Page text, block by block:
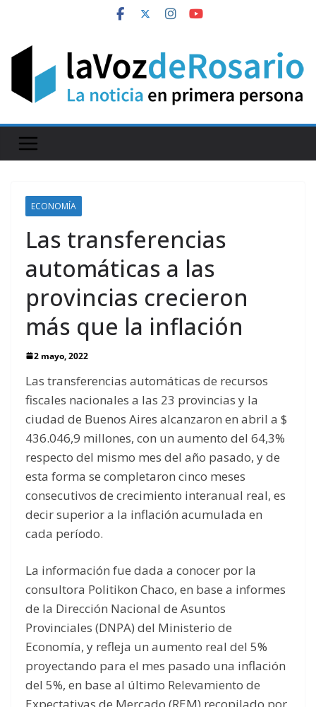
content
ECONOMÍA
Las transferencias
automáticas a las
provincias crecieron
más que la inflación
2 mayo, 2022
Las transferencias automáticas de recursos
fiscales nacionales a las 23 provincias y la
ciudad de Buenos Aires alcanzaron en abril a $
436.046,9 millones, con un aumento del 64,3%
respecto del mismo mes del año pasado, y de
esta forma se completaron cinco meses
consecutivos de crecimiento interanual real, es
decir superior a la inflación acumulada en
cada período.
La información fue dada a conocer por la
consultora Politikon Chaco, en base a informes
de la Dirección Nacional de Asuntos
Provinciales (DNPA) del Ministerio de
Economía, y refleja un aumento real del 5%
proyectando para el mes pasado una inflación
del 5%, en base al último Relevamiento de